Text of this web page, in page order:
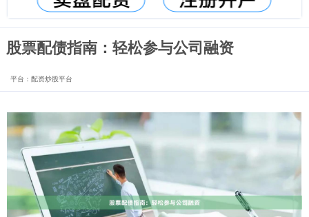
股票配债指南：轻松参与公司融资
平台：配资炒股平台